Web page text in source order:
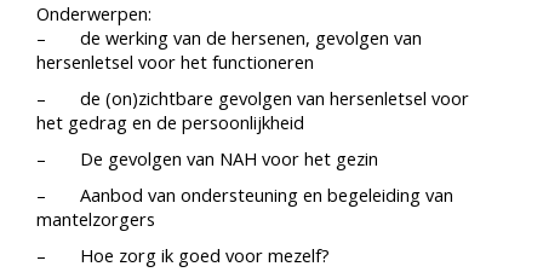
Onderwerpen:
– de werking van de hersenen, gevolgen van
hersenletsel voor het functioneren
– de (on)zichtbare gevolgen van hersenletsel voor
het gedrag en de persoonlijkheid
– De gevolgen van NAH voor het gezin
– Aanbod van ondersteuning en begeleiding van
mantelzorgers
– Hoe zorg ik goed voor mezelf?